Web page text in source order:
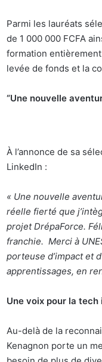
Parmi les lauréats
de 1 000 000 FCFA
formation
levée de fonds et la
“Une nouvelle
À l’annonce de sa
LinkedIn :
« Une nouvelle
réelle fierté que j’intè
projet DrépaForce.
franchie. Merci à
porteuse d’impact et
apprentissages, en
Une voix pour la tech
Au-delà de la
Kenagnon porte un